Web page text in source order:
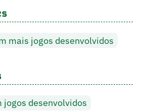
mais jogos desenvolvidos
jogos desenvolvidos